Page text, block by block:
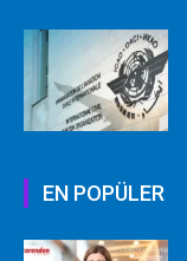
EN POPÜLER